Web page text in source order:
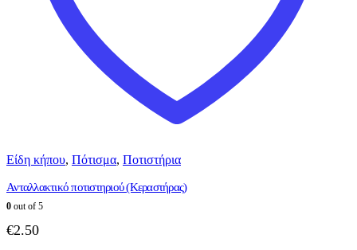
Είδη κήπου, Πότισμα, Ποτιστήρια
Ανταλλακτικό ποτιστηριού (Κεραστήρας)
0 out of 5
€2.50